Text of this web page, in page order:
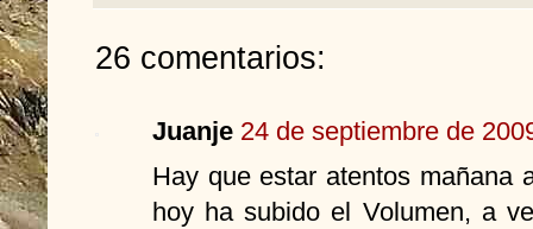
26 comentarios:
Juanje 24 de septiembre de
Hay que estar atentos mañana
hoy ha subido el Volumen, a